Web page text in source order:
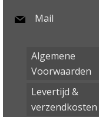
Mail
Algemene
Voorwaarden
Levertijd &
verzendkosten